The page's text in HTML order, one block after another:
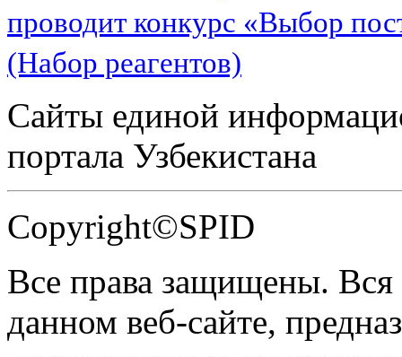
проводит конкурс «Выбор
(Набор реагентов)
Сайты единой
портала Узбекистана
Copyright©SPID
Все права защищены.
данном веб-сайте,